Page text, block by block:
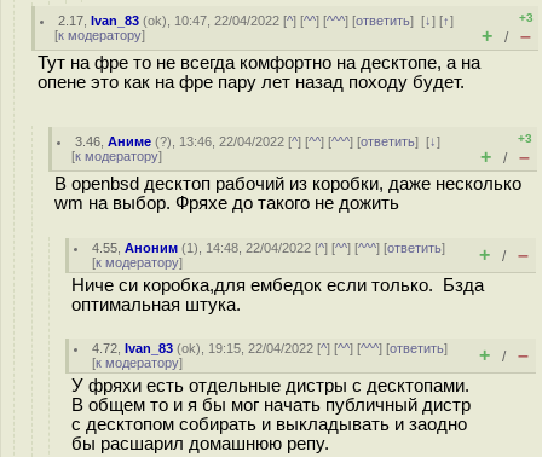
2.17 ,Ivan_83 (ok), 10:47, 22/04/2022 [^] [^^] [^^^] [ответить][↓] [↑]
[к модератору]
+3
+ / –
Тут на фре то не всегда комфортно на десктопе, а на
опене это как на фре пару лет назад походу будет.
3.46 ,Аниме (?), 13:46, 22/04/2022 [^] [^^] [^^^] [ответить][↓]
[к модератору]
+3
+ / –
В openbsd десктоп рабочий из коробки, даже несколько
wm на выбор. Фряхе до такого не дожить
4.55 ,Аноним (1), 14:48, 22/04/2022 [^] [^^] [^^^] [ответить]
[к модератору] + / –
Ниче си коробка,для ембедок если только. Бзда
оптимальная штука.
4.72 ,Ivan_83 (ok), 19:15, 22/04/2022 [^] [^^] [^^^] [ответить]
[к модератору] + / –
У фряхи есть отдельные дистры с десктопами.
В общем то и я бы мог начать публичный дистр
с десктопом собирать и выкладывать и заодно
бы расшарил домашнюю репу.